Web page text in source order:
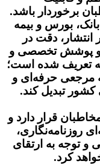
برخوردار باشد.
بورس و بیمه
دقت در
و پوشش تخصصی و
تعریف شده است؛
مرجعی حرفه‌ای و
کشور تبدیل کند.
قرار دارد و
روزنامه‌نگاری،
و توجه به ارتقای
کرد.